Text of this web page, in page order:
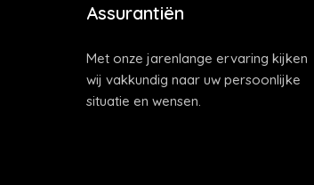
Assurantiën
Met onze jarenlange ervaring kijken
wij vakkundig naar uw persoonlijke
situatie en wensen.